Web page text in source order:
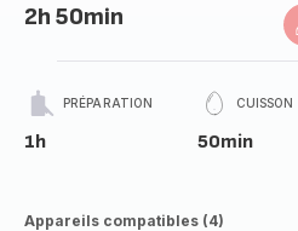
2h 50min
PRÉPARATION
1h
CUISSON
50min
Appareils compatibles (4)